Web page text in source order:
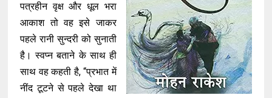
पत्रहीन वृक्ष और धूल भरा
आकाश तो वह इसे जाकर
पहले रानी सुन्दरी को सुनाती
है। स्वप्न बताने के साथ ही
साथ वह कहती है, “प्रभात में
नींद टूटने से पहले देखा था